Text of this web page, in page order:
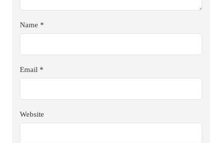
Name *
Email *
Website